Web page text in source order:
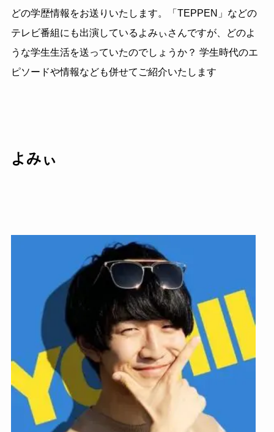
どの学歴情報をお送りいたします。「TEPPEN」などの
テレビ番組にも出演しているよみぃさんですが、どのよ
うな学生生活を送っていたのでしょうか？ 学生時代のエ
ピソードや情報なども併せてご紹介いたします
よみぃ